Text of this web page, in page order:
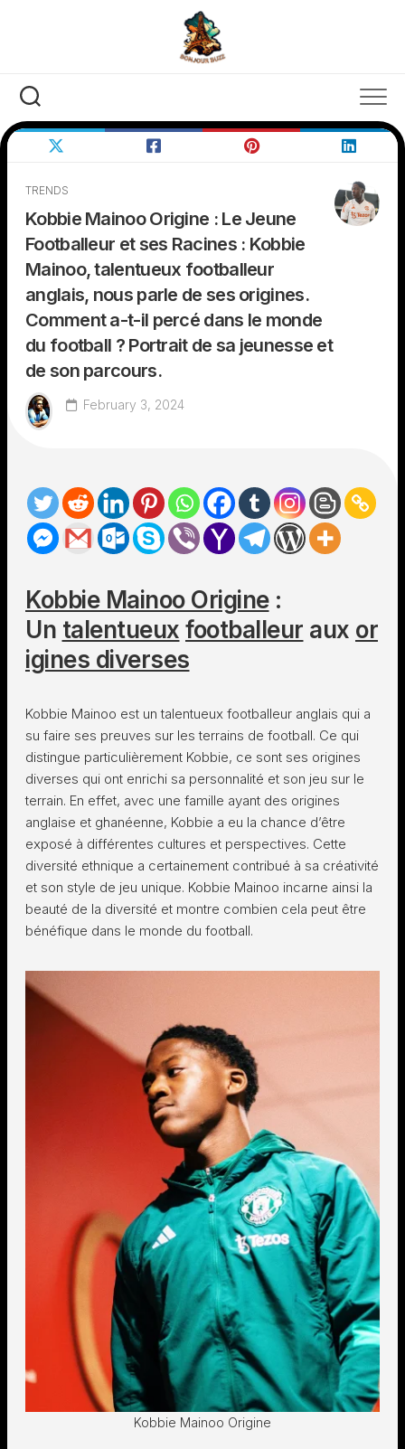
TRENDS
Kobbie Mainoo Origine : Le Jeune
Footballeur et ses Racines : Kobbie
Mainoo, talentueux footballeur
anglais, nous parle de ses origines.
Comment a-t-il percé dans le monde
du football ? Portrait de sa jeunesse et
de son parcours.
February 3, 2024
Kobbie Mainoo Origine:
Un talentueux footballeur aux or
igines diverses
Kobbie Mainoo est un talentueux footballeur anglais qui a
su faire ses preuves sur les terrains de football. Ce qui
distingue particulièrement Kobbie, ce sont ses origines
diverses qui ont enrichi sa personnalité et son jeu sur le
terrain. En effet, avec une famille ayant des origines
anglaise et ghanéenne, Kobbie a eu la chance d’être
exposé à différentes cultures et perspectives. Cette
diversité ethnique a certainement contribué à sa créativité
et son style de jeu unique. Kobbie Mainoo incarne ainsi la
beauté de la diversité et montre combien cela peut être
bénéfique dans le monde du football.
Kobbie Mainoo Origine